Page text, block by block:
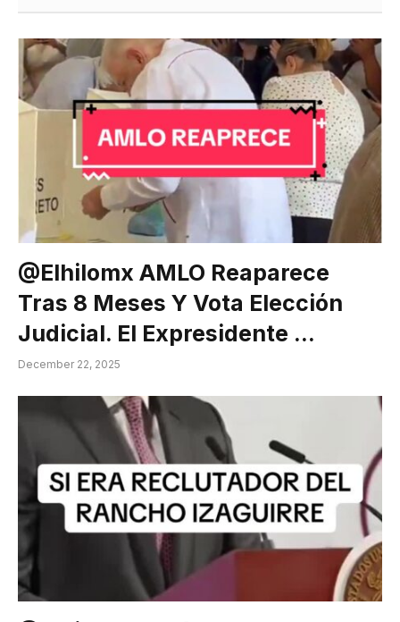
@elhilomx AMLO Reaparece
Tras 8 Meses Y Vota Elección
Judicial. El Expresidente …
December 22, 2025